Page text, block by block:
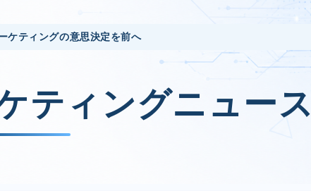
ケティングの意思決定を前へ
ティングニュース